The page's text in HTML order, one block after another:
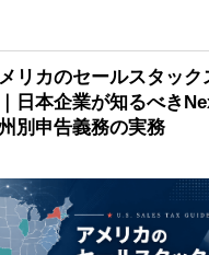
リカのセールスタック
日本企業が知るべき
別申告義務の実務